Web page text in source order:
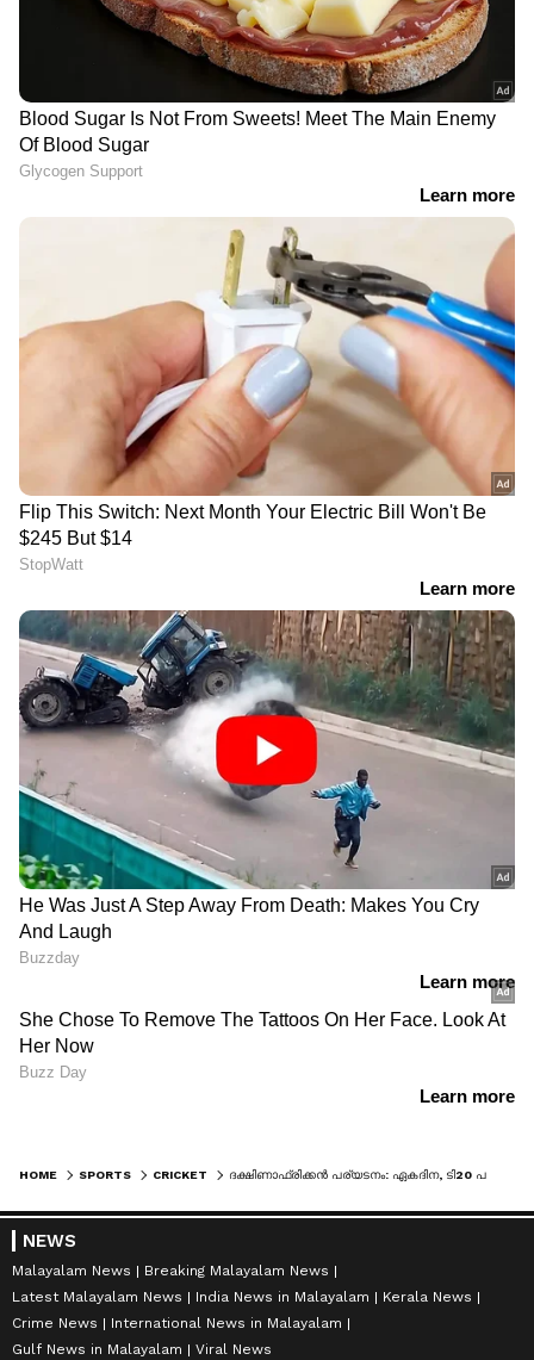
HOME SPORTS CRICKET
NEWS
Malayalam News
Breaking Malayalam News
Latest Malayalam News
India News in Malayalam
Kerala News
Crime News
International News in Malayalam
Gulf News in Malayalam
Viral News